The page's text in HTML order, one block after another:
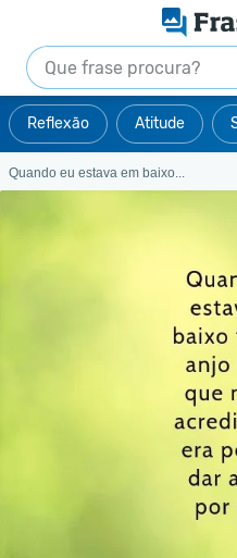
Reflexão Atitude
Quando eu estava em baixo...